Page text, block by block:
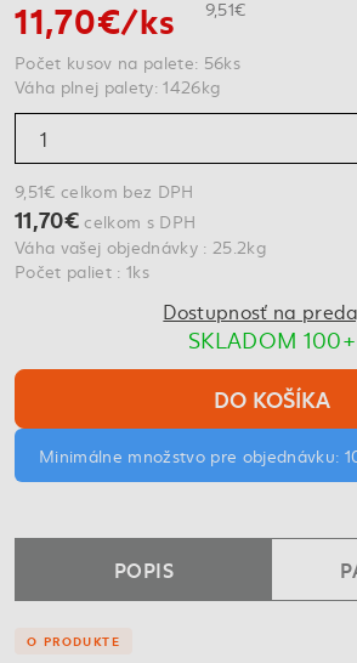
11,70€/ks
9,51€
Počet kusov na palete: 56ks
Váha plnej palety: 1426kg
9,51€ celkom bez DPH
11,70€celkom s DPH
Váha vašej objednávky : 25.2kg
Počet paliet : 1ks
Dostupnosť na
SKLADOM 100+
DO KOŠÍKA
Minimálne množstvo pre objednávku:
POPIS
O PRODUKTE